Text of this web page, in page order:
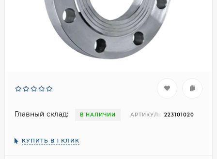
Главный склад: В НАЛИЧИИ АРТИКУЛ: 223101020
КУПИТЬ В 1 КЛИК